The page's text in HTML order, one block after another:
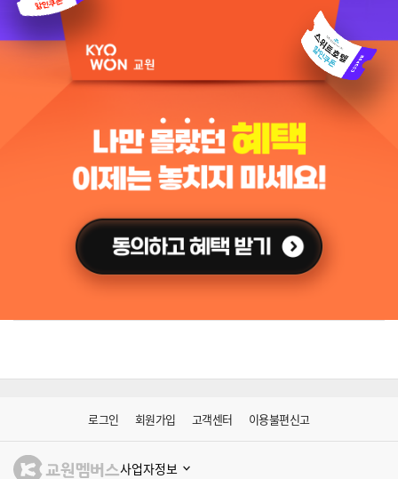
로그인 회원가입 고객센터 이용불편신고
사업자정보